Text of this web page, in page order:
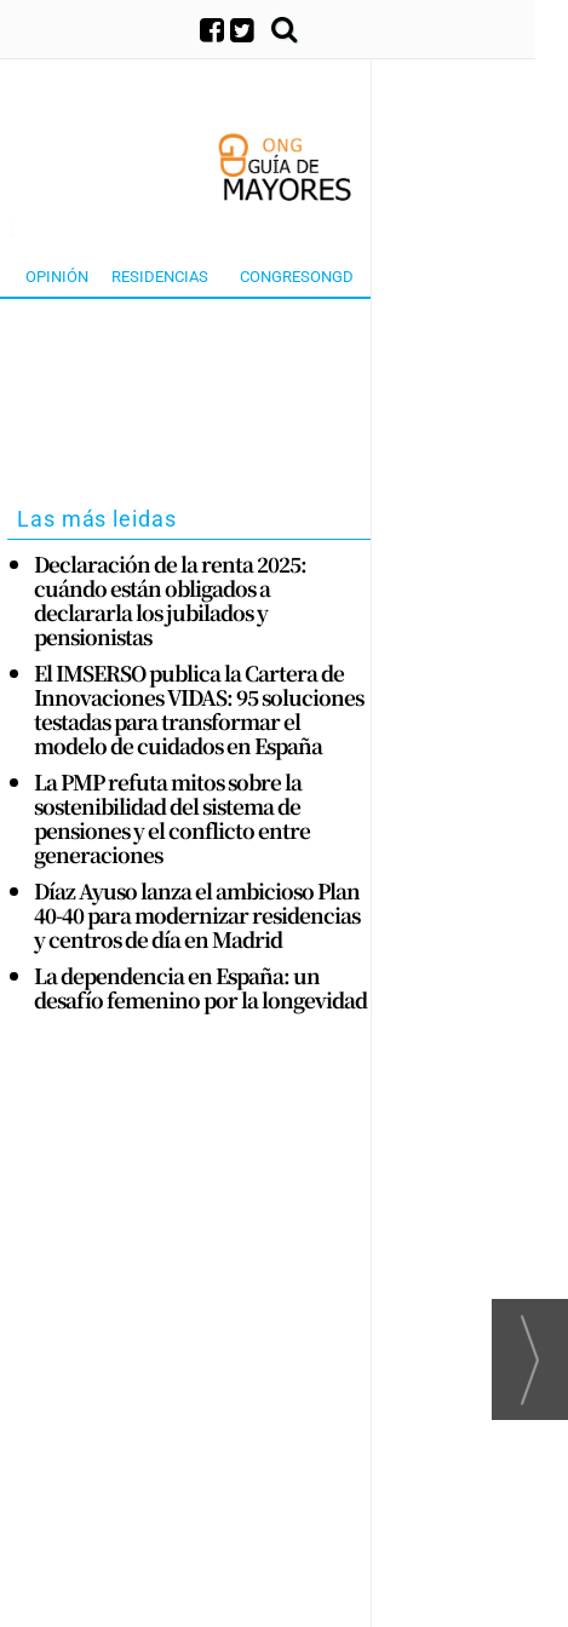
OPINIÓN RESIDENCIAS CONGRESONGD
Las más leidas
Declaración de la renta 2025:
cuándo están obligados a
declararla los jubilados y
pensionistas
El IMSERSO publica la Cartera de
Innovaciones VIDAS: 95 soluciones
testadas para transformar el
modelo de cuidados en España
La PMP refuta mitos sobre la
sostenibilidad del sistema de
pensiones y el conflicto entre
generaciones
Díaz Ayuso lanza el ambicioso Plan
40-40 para modernizar residencias
y centros de día en Madrid
La dependencia en España: un
desafío femenino por la longevidad